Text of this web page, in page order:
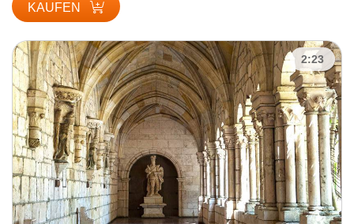
KAUFEN
2:23